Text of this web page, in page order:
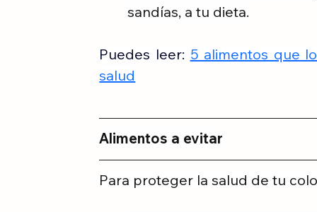
sandías, a tu dieta.
Puedes leer: 5 alimentos que
salud
Alimentos a evitar
Para proteger la salud de tu